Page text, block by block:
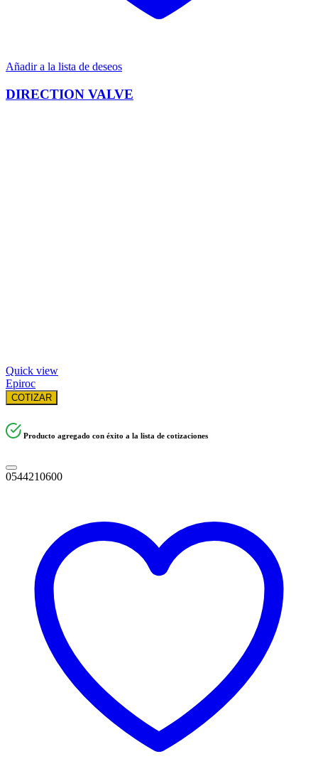
Añadir a la lista de deseos
DIRECTION VALVE
Quick view
Epiroc
COTIZAR
Producto agregado con éxito a la lista de cotizaciones
0544210600